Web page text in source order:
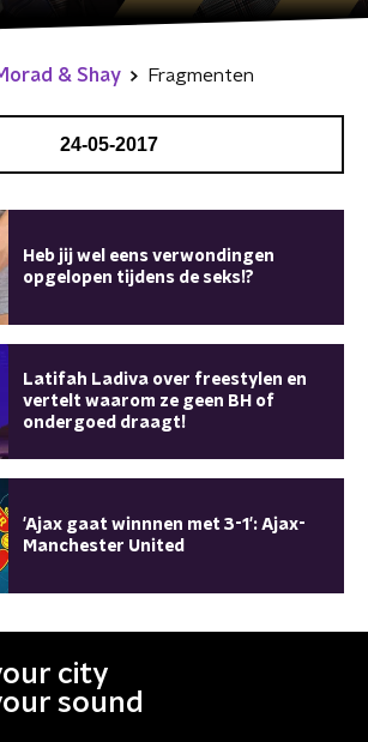
& Shay Fragmenten
24-05-2017
Heb jij wel eens verwondingen
opgelopen tijdens de seks!?
Latifah Ladiva over freestylen en
vertelt waarom ze geen BH of
ondergoed draagt!
'Ajax gaat winnnen met 3-1': Ajax-
Manchester United
city
sound